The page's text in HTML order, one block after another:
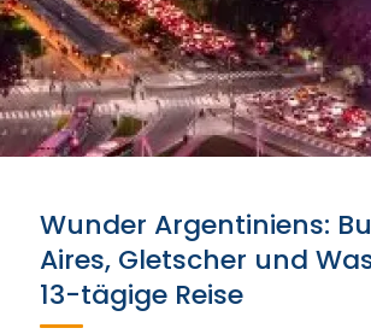
Wunder Argentiniens:
Aires, Gletscher und
13-tägige Reise